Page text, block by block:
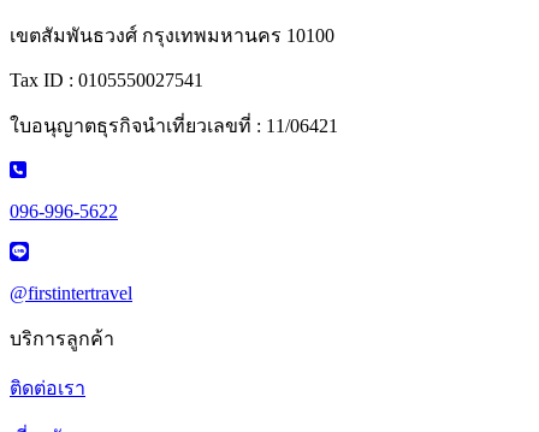
เขตสัมพันธวงศ์ กรุงเทพมหานคร 10100
Tax ID : 0105550027541
ใบอนุญาตธุรกิจนำเที่ยวเลขที่ : 11/06421
096-996-5622
@firstintertravel
บริการลูกค้า
ติดต่อเรา